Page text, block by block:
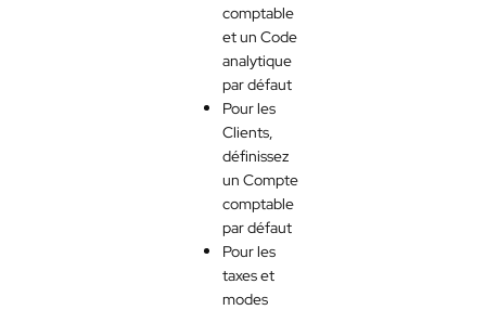
comptable
et un Code
analytique
par défaut
Pour les
Clients,
définissez
un Compte
comptable
par défaut
Pour les
taxes et
modes